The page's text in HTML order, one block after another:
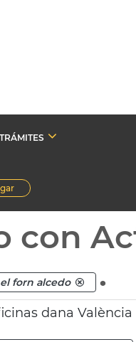
TRÁMITES
con
el forn alcedo .
dana València